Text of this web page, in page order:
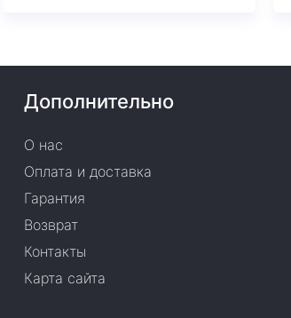
Дополнительно
О нас
Оплата и доставка
Гарантия
Возврат
Контакты
Карта сайта